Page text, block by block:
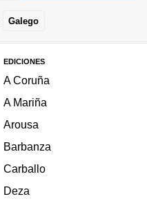
Galego
EDICIONES
A Coruña
A Mariña
Arousa
Barbanza
Carballo
Deza